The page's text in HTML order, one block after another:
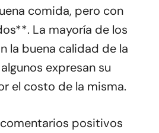
comida, pero con
La mayoría de los
la buena calidad de la
expresan su
el costo de la misma.
positivos